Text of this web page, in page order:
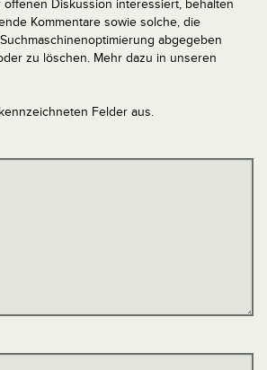
Diskussion interessiert, behalten
Kommentare sowie solche, die
abgegeben
zu löschen. Mehr dazu in unseren
Felder aus.